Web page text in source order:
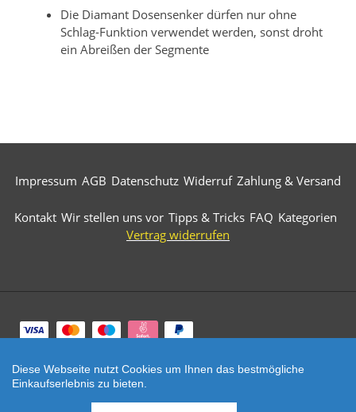
Die Diamant Dosensenker dürfen nur ohne
Schlag-Funktion verwendet werden, sonst droht
ein Abreißen der Segmente
Impressum AGB Datenschutz Widerruf Zahlung & Versand
Kontakt Wir stellen uns vor Tipps & Tricks FAQ Kategorien
Vertrag widerrufen
Zahlungsarten
© 2026 Märkische Diamantwerkzeuge. All Rights
Reserved.
Diese Webseite nutzt Cookies um Ihnen das bestmögliche
Einkaufserlebnis zu bieten.